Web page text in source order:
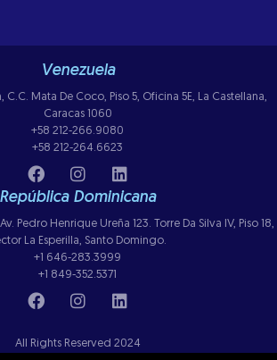
Venezuela
C.C. Mata De Coco, Piso 5, Oficina 5E, La Castellana,
Caracas 1060
+58 212-266.9080
+58 212-264.6623
República Dominicana
Pedro Henrique Ureña 123. Torre Da Silva IV, Piso 18,
La Esperilla, Santo Domingo.
+1 646-283.3999
+1 849-352.5371
All Rights Reserved 2024